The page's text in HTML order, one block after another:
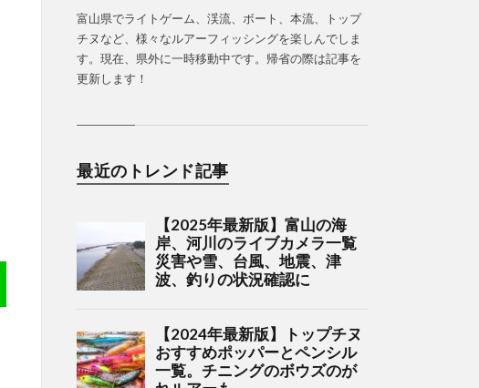
富山県でライトゲーム、渓流、ボート、本流、トップ
チヌなど、様々なルアーフィッシングを楽しんでしま
す。現在、県外に一時移動中です。帰省の際は記事を
更新します！
最近のトレンド記事